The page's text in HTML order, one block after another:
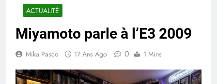
ACTUALITÉ
Miyamoto parle à l’E3 2009
Mika Pasco 17 Ans Ago 0 1 Mins